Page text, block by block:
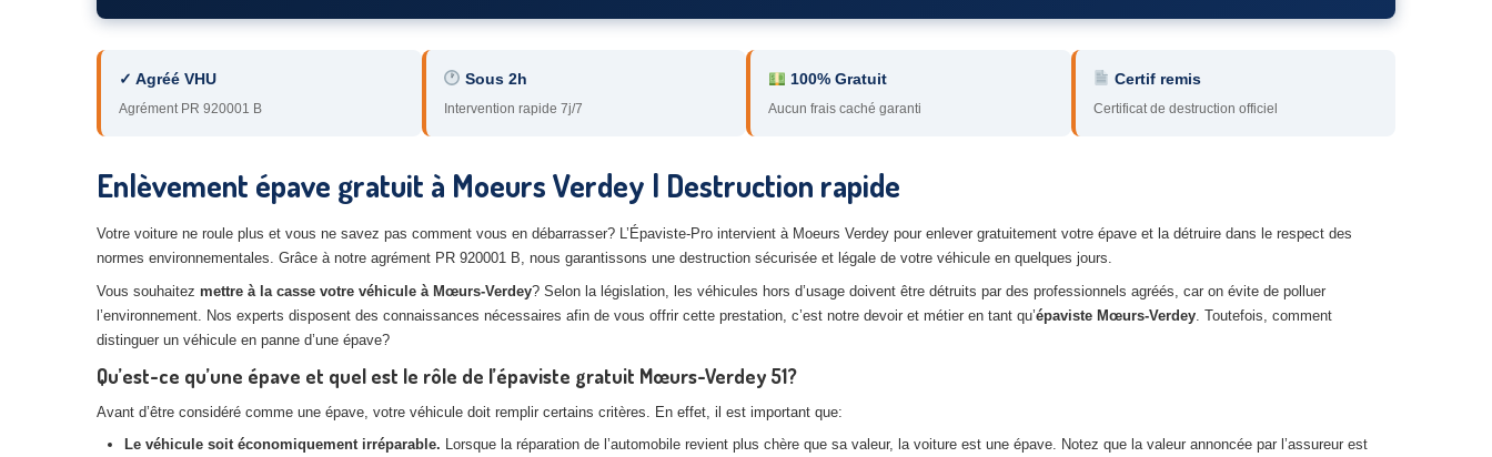
✓ Agréé VHU
Agrément PR 920001 B
Sous 2h
Intervention rapide 7j/7
100% Gratuit
Aucun frais caché garanti
Certif remis
Certificat de destruction officiel
Enlèvement épave gratuit à Moeurs Verdey | Destruction rapide
Votre voiture ne roule plus et vous ne savez pas comment vous en débarrasser? L’Épaviste-Pro intervient à Moeurs Verdey pour enlever gratuitement votre épave et la détruire dans le respect des
normes environnementales. Grâce à notre agrément PR 920001 B, nous garantissons une destruction sécurisée et légale de votre véhicule en quelques jours.
Vous souhaitez mettre à la casse votre véhicule à Mœurs-Verdey? Selon la législation, les véhicules hors d’usage doivent être détruits par des professionnels agréés, car on évite de polluer
l’environnement. Nos experts disposent des connaissances nécessaires afin de vous offrir cette prestation, c’est notre devoir et métier en tant qu’épaviste Mœurs-Verdey. Toutefois, comment
distinguer un véhicule en panne d’une épave?
Qu’est-ce qu’une épave et quel est le rôle de l’épaviste gratuit Mœurs-Verdey 51?
Avant d’être considéré comme une épave, votre véhicule doit remplir certains critères. En effet, il est important que:
Le véhicule soit économiquement irréparable. Lorsque la réparation de l’automobile revient plus chère que sa valeur, la voiture est une épave. Notez que la valeur annoncée par l’assureur est